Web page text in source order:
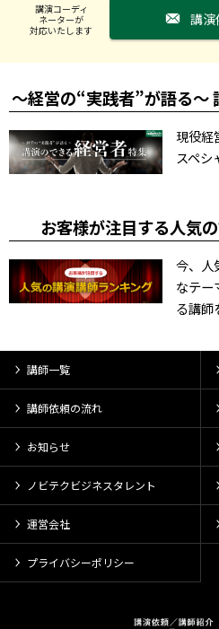
講演コーディ
ネーターが
対応いたします
講演
～経営の“実践者”が語る～
現役経
スペシ
お客様が注目する人気
今、人
なテー
る講師
講師一覧
講師依頼の流れ
お知らせ
ノビテクビジネスタレント
運営会社
プライバシーポリシー